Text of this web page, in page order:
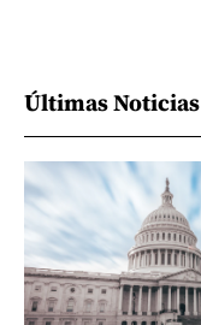
Últimas Noticias